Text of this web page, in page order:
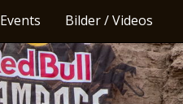
Events Bilder / Videos